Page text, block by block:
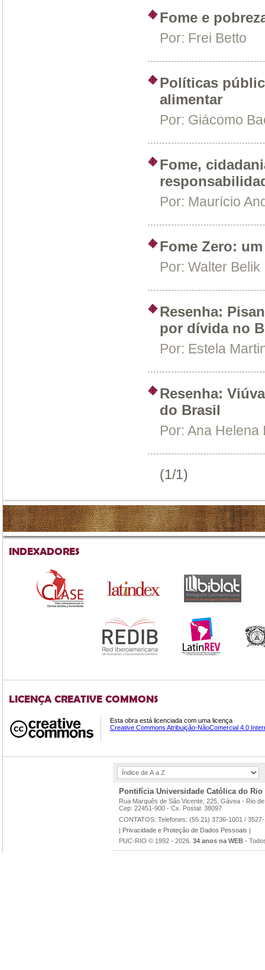
Fome e
Por: Frei Betto
Políticas
alimentar
Por: Giácomo
Fome,
Por: Maurício
Fome Zero:
Por: Walter Belik
Resenha:
por dívida no
Por: Estela
Resenha:
do Brasil
Por: Ana Helena
(1/1)
INDEXADORES
LICENÇA CREATIVE COMMONS
Esta obra está licenciada com uma licença
Creative Commons Atribuição-NãoComercial 4.0